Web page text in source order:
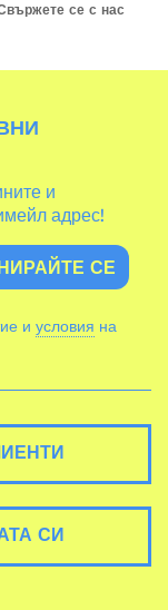
се с нас
и
адрес!
СЕ
и условия
СИ